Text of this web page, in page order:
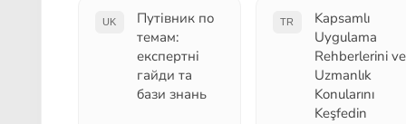
UK
Путівник по
темам:
експертні
гайди та
бази знань
TR
Kapsamlı
Uygulama
Rehberlerini ve
Uzmanlık
Konularını
Keşfedin